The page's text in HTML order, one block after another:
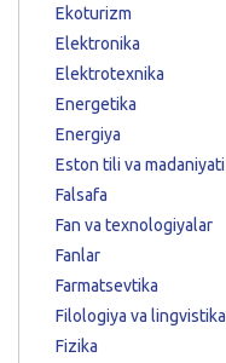
Ekoturizm
Elektronika
Elektrotexnika
Energetika
Energiya
Eston tili va madaniyati
Falsafa
Fan va texnologiyalar
Fanlar
Farmatsevtika
Filologiya va lingvistika
Fizika